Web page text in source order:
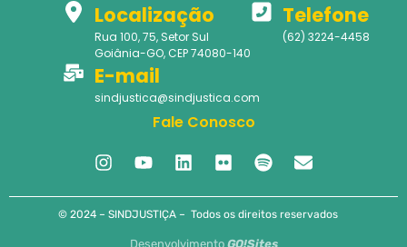
Localização
Rua 100, 75, Setor Sul
Goiânia-GO, CEP 74080-140
Telefone
(62) 3224-4458
E-mail
sindjustica@sindjustica.com
Fale Conosco
© 2024 – SINDJUSTIÇA – Todos os direitos reservados
Desenvolvimento GO!Sites